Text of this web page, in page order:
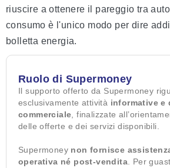
riuscire a ottenere il pareggio tra
consumo è l'unico modo per dire
bolletta energia.
Ruolo di Supermoney
Il supporto offerto da Supermoney
esclusivamente attività informative e
commerciale , finalizzate
delle offerte e dei servizi disponibili.
Supermoney non fornisce
operativa né post-vendita . Per